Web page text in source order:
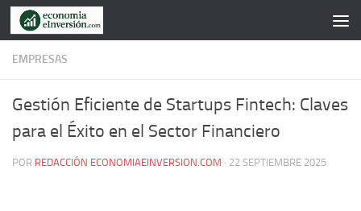
Saltar al contenido
EMPRESAS
Gestión Eficiente de Startups Fintech: Claves
para el Éxito en el Sector Financiero
POR REDACCIÓN ECONOMIAEINVERSION.COM · 22 SEPTIEMBRE 2025